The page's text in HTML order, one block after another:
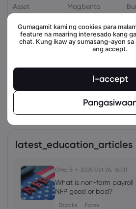
Asset Magbenta
view_all_instruments
latest_education_articles
Ghko B 2025 Oct 26, 16:00
What is non-farm payroll
NFP good or bad?
Stocks Forex
Gumagamit kami ng cookies para
feature na maaring interesado kang
chat. Kung ikaw ay sumasang-ayon
ang accept.
I-accept